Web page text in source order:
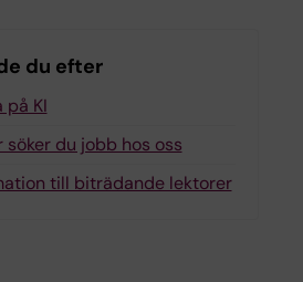
du efter
på KI
söker du jobb hos oss
till biträdande lektorer